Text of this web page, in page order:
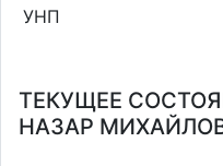
УНП
ТЕКУЩЕЕ
НАЗАР